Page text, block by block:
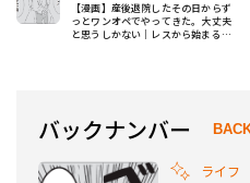
【漫画】産後退院したその日からず
っとワンオペでやってきた。大丈夫
と思うしかない｜レスから始まるワ
バックナンバー
ライフ